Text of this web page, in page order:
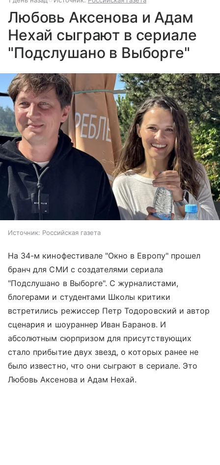
Любовь Аксенова и Адам
Нехай сыграют в сериале
"Подслушано в Выборге"
Источник: Российская газета
На 34-м кинофестивале "Окно в Европу" прошел
бранч для СМИ с создателями сериала
"Подслушано в Выборге". С журналистами,
блогерами и студентами Школы критики
встретились режиссер Петр Тодоровский и автор
сценария и шоураннер Иван Баранов. И
абсолютным сюрпризом для присутствующих
стало прибытие двух звезд, о которых ранее не
было известно, что они сыграют в сериале. Это
Любовь Аксенова и Адам Нехай.